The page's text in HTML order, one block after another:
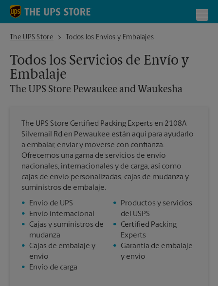
Skip to content
Return to Nav
The UPS Store
The UPS Store Pewaukee and Waukesha
Todos los Envíos y Embalajes
Todos los Servicios de Envío y
Embalaje
The UPS Store Pewaukee and Waukesha
The UPS Store Certified Packing Experts en 2108A
Silvernail Rd en Pewaukee están aquí para ayudarlo
a embalar, enviar y moverse con confianza.
Ofrecemos una gama de servicios de envío
nacionales, internacionales y de carga, así como
cajas de envío personalizadas, cajas de mudanza y
suministros de embalaje.
•
Envío de UPS
•
Envío internacional
• Cajas y suministros de
mudanza
• Cajas de embalaje y
envío
•
Envío de carga
•
Productos y servicios
del USPS
• Certified Packing
Experts
• Garantía de embalaje
y envío